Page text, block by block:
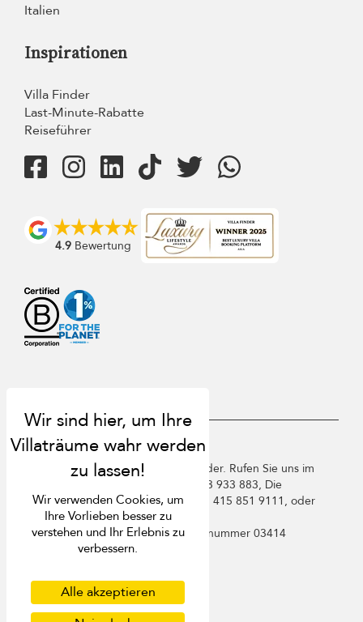
Italien
Inspirationen
Villa Finder
Last-Minute-Rabatte
Reiseführer
4.9 Bewertung
USD $ de Deutsch
Copyright ©️ 2026 St. Barts Villa Finder. Rufen Sie uns im
Vereinigten Königreich an +44 2 033 933 883, Die
Vereinigten Staaten von Amerika +1 415 851 9111, oder
Frankreich +33 1 78 90 04 96.
Villa Finder Pte. Ltd. ist unterLizenznummer 03414
Datenschutzbestimmungen
Cookies
Wir verwenden Cookies, um
Ihre Vorlieben besser zu
verstehen und Ihr Erlebnis zu
verbessern.
Alle akzeptieren